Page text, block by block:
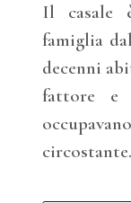
Il casale
famiglia
decenni
fattore e
circostante.